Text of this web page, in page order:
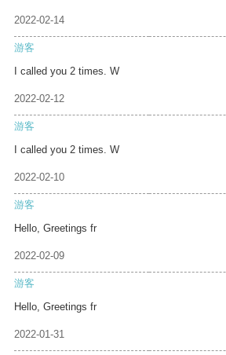
2022-02-14
游客
I called you 2 times. W
2022-02-12
游客
I called you 2 times. W
2022-02-10
游客
Hello, Greetings fr
2022-02-09
游客
Hello, Greetings fr
2022-01-31